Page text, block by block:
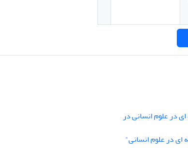
در علوم انسانی در
ای در علوم انسانی"